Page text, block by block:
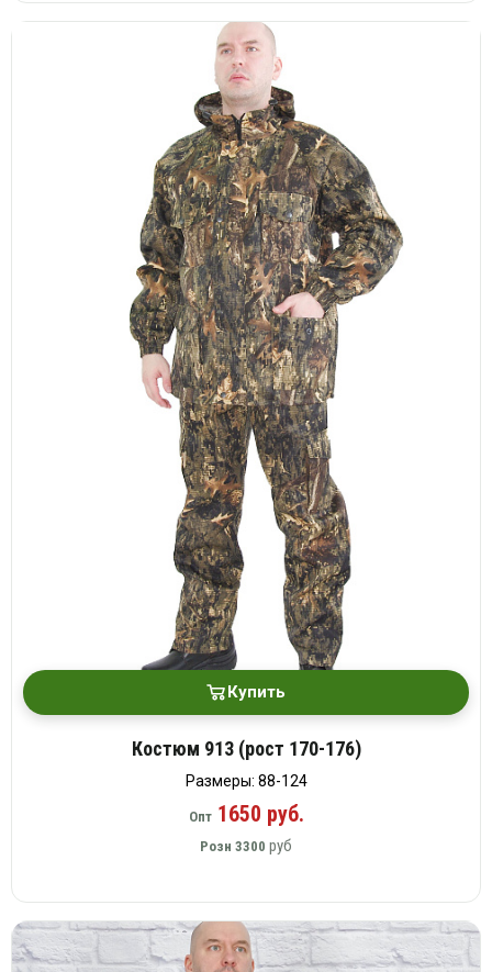
Купить
Костюм 913 (рост 170-176)
Размеры: 88-124
Опт1650 руб.
Розн 3300 руб